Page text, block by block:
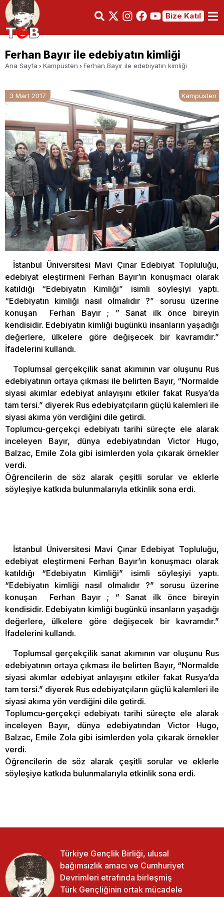
Bize Katıl
Ferhan Bayır ile edebiyatın kimliği
Ana Sayfa Kampüsten Ferhan Bayır ile edebiyatın kimliği
3 Mart 2017 Kampüsten
İstanbul Üniversitesi Mavi Çınar Edebiyat Topluluğu,
edebiyat eleştirmeni Ferhan Bayır’ın konuşmacı olarak
katıldığı “Edebiyatın Kimliği” isimli söyleşiyi yaptı.
“Edebiyatın kimliği nasıl olmalıdır ?” sorusu üzerine
konuşan Ferhan Bayır ; ” Sanat ilk önce bireyin
kendisidir. Edebiyatın kimliği bugünkü insanların yaşadığı
değerlere, ülkelere göre değişecek bir kavramdır.”
İfadelerini kullandı.
Toplumsal gerçekçilik sanat akımının var oluşunu Rus
edebiyatının ortaya çıkması ile belirten Bayır, “Normalde
siyasi akımlar edebiyat anlayışını etkiler fakat Rusya’da
tam tersi.” diyerek Rus edebiyatçıların güçlü kalemleri ile
siyasi akıma yön verdiğini dile getirdi.
Toplumcu-gerçekçi edebiyatı tarihi süreçte ele alarak
inceleyen Bayır, dünya edebiyatından Victor Hugo,
Balzac, Emile Zola gibi isimlerden yola çıkarak örnekler
verdi.
Öğrencilerin de söz alarak çeşitli sorular ve eklerle
söyleşiye katkıda bulunmalarıyla etkinlik sona erdi.
İstanbul Üniversitesi Mavi Çınar Edebiyat Topluluğu,
edebiyat eleştirmeni Ferhan Bayır’ın konuşmacı olarak
katıldığı “Edebiyatın Kimliği” isimli söyleşiyi yaptı.
“Edebiyatın kimliği nasıl olmalıdır ?” sorusu üzerine
konuşan Ferhan Bayır ; ” Sanat ilk önce bireyin
kendisidir. Edebiyatın kimliği bugünkü insanların yaşadığı
değerlere, ülkelere göre değişecek bir kavramdır.”
İfadelerini kullandı.
Toplumsal gerçekçilik sanat akımının var oluşunu Rus
edebiyatının ortaya çıkması ile belirten Bayır, “Normalde
siyasi akımlar edebiyat anlayışını etkiler fakat Rusya’da
tam tersi.” diyerek Rus edebiyatçıların güçlü kalemleri ile
siyasi akıma yön verdiğini dile getirdi.
Toplumcu-gerçekçi edebiyatı tarihi süreçte ele alarak
inceleyen Bayır, dünya edebiyatından Victor Hugo,
Balzac, Emile Zola gibi isimlerden yola çıkarak örnekler
verdi.
Öğrencilerin de söz alarak çeşitli sorular ve eklerle
söyleşiye katkıda bulunmalarıyla etkinlik sona erdi.
Türkiye Gençlik Birliği, ulusal
bağımsızlık amacı ve Cumhuriyet
Devrimleri etrafında birleşmiş
Türk Gençliğinin ortak mücadele